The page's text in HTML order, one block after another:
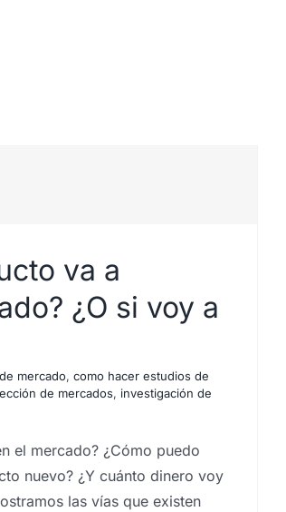
va a
¿O si voy a
mercado, como hacer estudios de
de mercados, investigación de
el mercado? ¿Cómo puedo
nuevo? ¿Y cuánto dinero voy
las vías que existen